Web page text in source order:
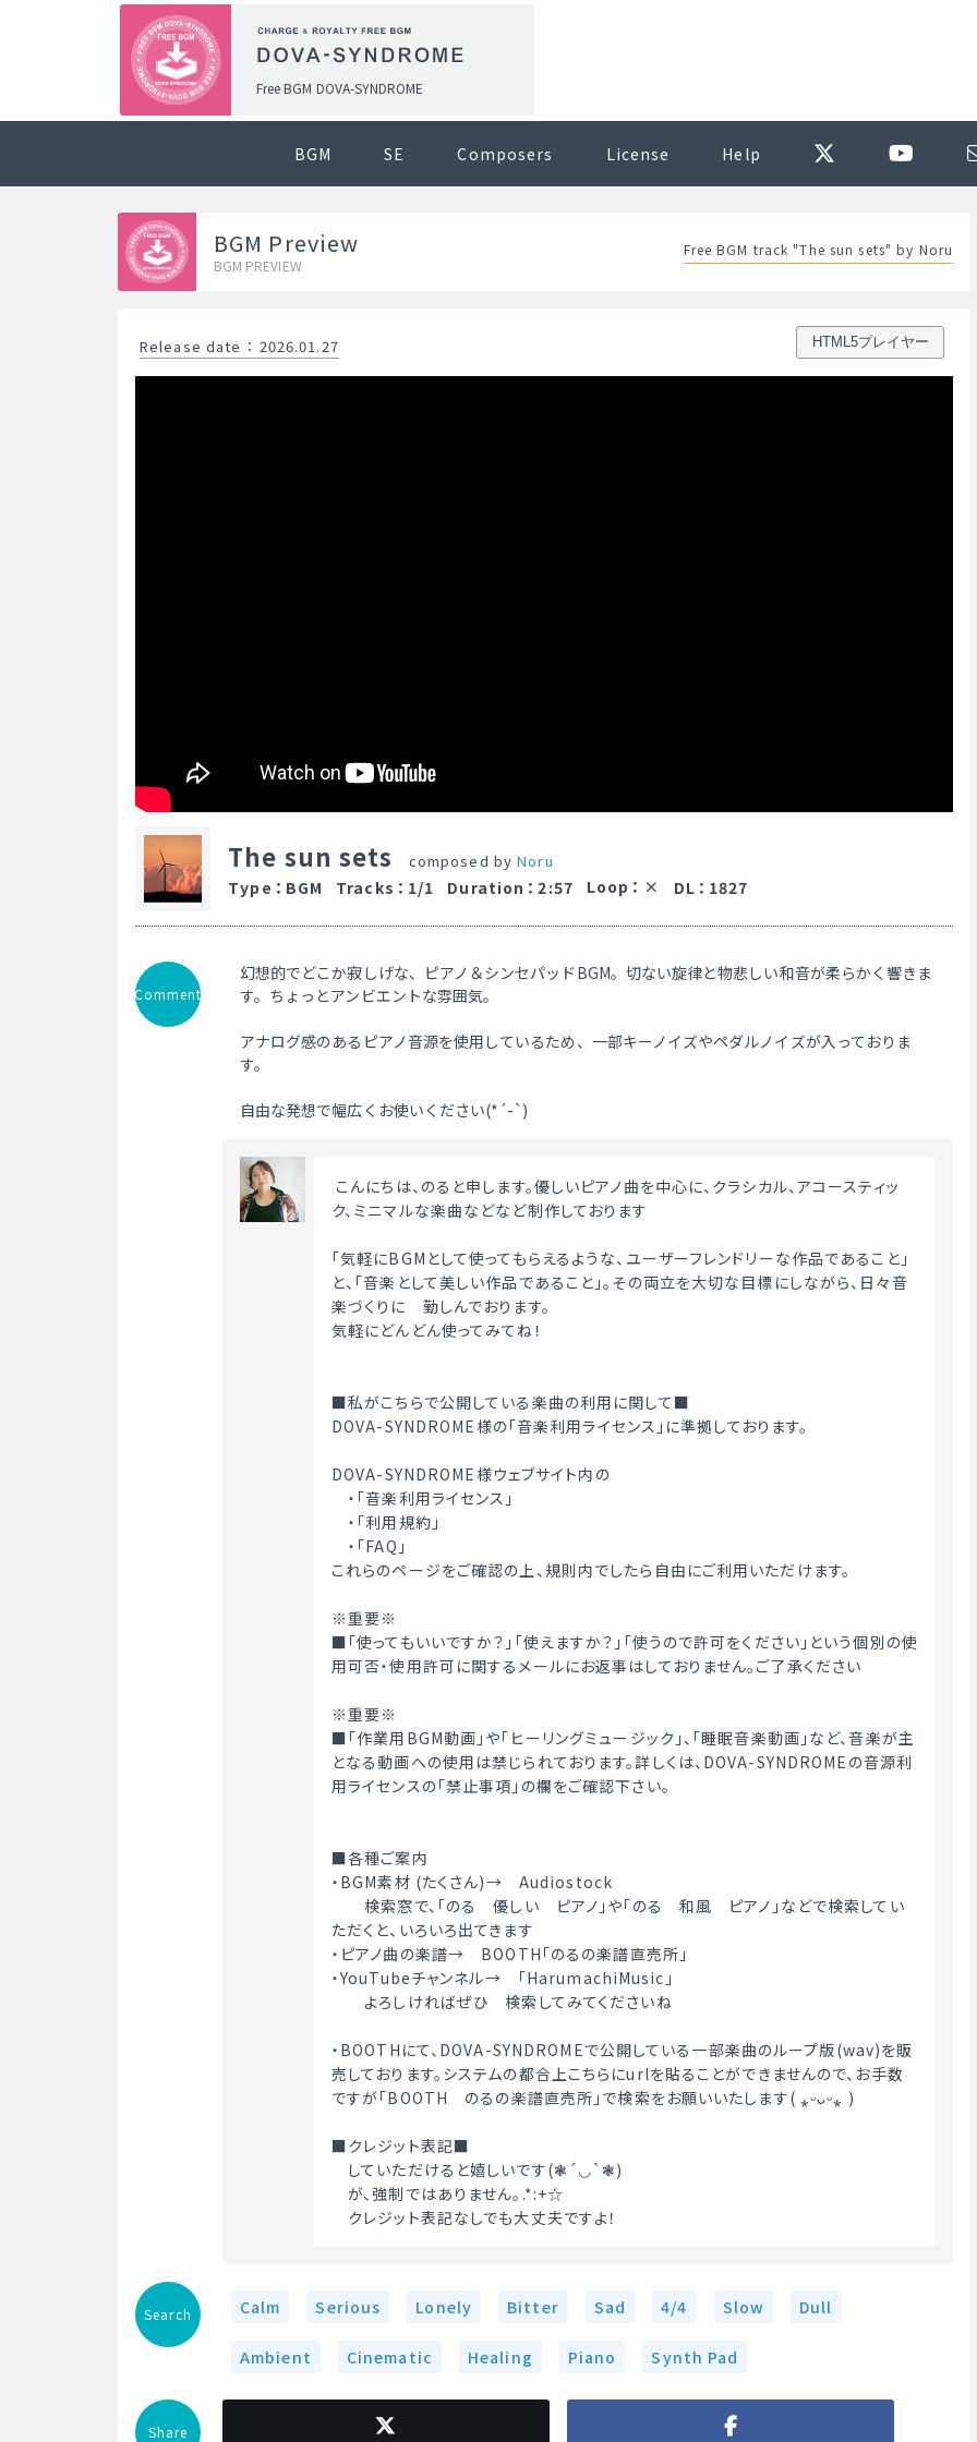
Free BGM DOVA-SYNDROME
BGM SE Composers License Help
BGM Preview
BGM PREVIEW
Free BGM track "The sun sets" by Noru
Release date ： 2026.01.27 HTML5プレイヤー
The sun sets composed byNoru
Type ： BGM Tracks ： 1/1 Duration ： 2:57 Loop ： DL ： 1827
Comment
幻想的でどこか寂しげな、ピアノ＆シンセパッドBGM。切ない旋律と物悲しい和音が柔らかく響きま
す。ちょっとアンビエントな雰囲気。
アナログ感のあるピアノ音源を使用しているため、一部キーノイズやペダルノイズが入っておりま
す。
自由な発想で幅広くお使いください(*´-`)
ク、ミニマルな楽曲などなど制作しております
「気軽にBGMとして使ってもらえるような、ユーザーフレンドリーな作品であること」
と、「音楽として美しい作品であること」。その両立を大切な目標にしながら、日々音
楽づくりに　勤しんでおります。
気軽にどんどん使ってみてね！
■私がこちらで公開している楽曲の利用に関して■
DOVA-SYNDROME様の「音楽利用ライセンス」に準拠しております。
DOVA-SYNDROME様ウェブサイト内の
・「音楽利用ライセンス」
・「利用規約」
・「FAQ」
これらのページをご確認の上、規則内でしたら自由にご利用いただけます。
※重要※
■「使ってもいいですか？」「使えますか？」「使うので許可をください」という個別の使
用可否・使用許可に関するメールにお返事はしておりません。ご了承ください
※重要※
■「作業用BGM動画」や「ヒーリングミュージック」、「睡眠音楽動画」など、音楽が主
となる動画への使用は禁じられております。詳しくは、DOVA-SYNDROMEの音源利
用ライセンスの「禁止事項」の欄をご確認下さい。
■各種ご案内
・BGM素材 (たくさん)→　Audiostock
検索窓で、「のる　優しい　ピアノ」や「のる　和風　ピアノ」などで検索してい
ただくと、いろいろ出てきます
・ピアノ曲の楽譜→　BOOTH「のるの楽譜直売所」
・YouTubeチャンネル→　「HarumachiMusic」
よろしければぜひ　検索してみてくださいね
・BOOTHにて、DOVA-SYNDROMEで公開している一部楽曲のループ版(wav)を販
売しております。システムの都合上こちらにurlを貼ることができませんので、お手数
ですが「BOOTH　のるの楽譜直売所」で検索をお願いいたします( ⁎ᵕᴗᵕ⁎ )
■クレジット表記■
していただけると嬉しいです(❃´◡`❃)
が、強制ではありません｡.*:+☆
クレジット表記なしでも大丈夫ですよ！
Search Calm Serious Lonely Bitter Sad 4/4 Slow Dull
Ambient Cinematic Healing Piano Synth Pad
Share